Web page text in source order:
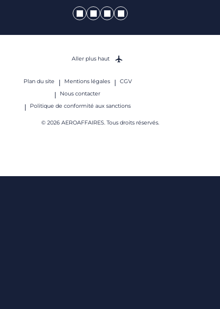
Plan du site Mentions légales
CGV
Nous contacter
Politique de conformité aux sanctions
© 2026 AEROAFFAIRES. Tous droits réservés.
Aller plus haut